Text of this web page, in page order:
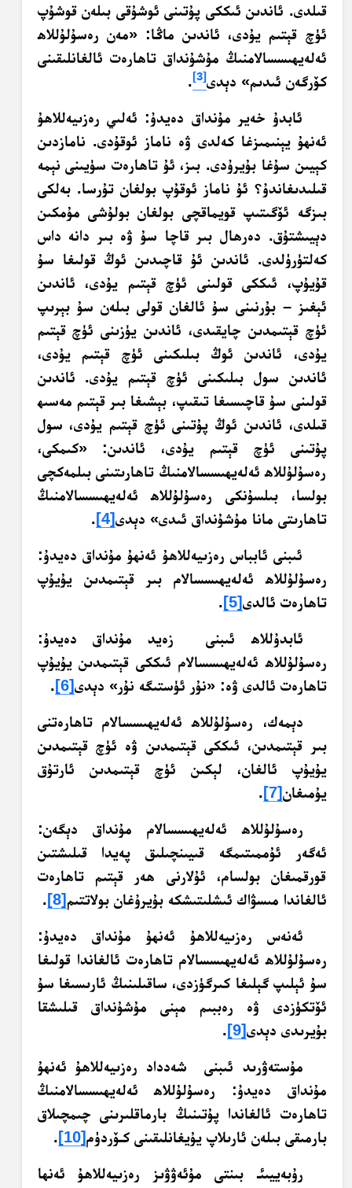
قىلدى. ئاندىن ئىككى پۇتىنى ئوشۇقى بىلەن قوشۇپ
ئۈچ قېتىم يۇدى، ئاندىن ماڭا: «مەن رەسۇلۇللاھ
ئەلەيھىسسالامنىڭ مۇشۇنداق تاھارەت ئالغانلىقىنى
كۆرگەن ئىدىم» دېدى[3]
.
ئابدۇ خەير مۇنداق دەيدۇ: ئەلىي رەزىيەللاھۇ
ئەنھۇ يېنىمىزغا كەلدى ۋە ناماز ئوقۇدى. نامازدىن
كېيىن سۇغا بۇيرۇدى. بىز، ئۇ تاھارەت سۈيىنى نېمە
قىلىدىغاندۇ؟ ئۇ ناماز ئوقۇپ بولغان تۇرسا. بەلكى
بىزگە ئۆگىتىپ قويماقچى بولغان بولۇشى مۇمكىن
دېيىشتۇق. دەرھال بىر قاچا سۇ ۋە بىر دانە داس
كەلتۈرۈلدى. ئاندىن ئۇ قاچىدىن ئوڭ قولىغا سۇ
قۇيۇپ، ئىككى قولىنى ئۈچ قېتىم يۇدى، ئاندىن
ئېغىز – بۇرنىنى سۇ ئالغان قولى بىلەن سۇ بېرىپ
ئۈچ قېتىمدىن چايقىدى، ئاندىن يۈزىنى ئۈچ قېتىم
يۇدى، ئاندىن ئوڭ بىلىكىنى ئۈچ قېتىم يۇدى،
ئاندىن سول بىلىكىنى ئۈچ قېتىم يۇدى. ئاندىن
قولىنى سۇ قاچىسىغا تىقىپ، بېشىغا بىر قېتىم مەسىھ
قىلدى، ئاندىن ئوڭ پۇتىنى ئۈچ قېتىم يۇدى، سول
پۇتىنى ئۈچ قېتىم يۇدى، ئاندىن: «كىمكى،
رەسۇلۇللاھ ئەلەيھىسسالامنىڭ تاھارىتىنى بىلمەكچى
بولسا، بىلسۇنكى رەسۇلۇللاھ ئەلەيھىسسالامنىڭ
تاھارىتى مانا مۇشۇنداق ئىدى» دېدى[4]
.
ئىبنى ئابباس رەزىيەللاھۇ ئەنھۇ مۇنداق دەيدۇ:
رەسۇلۇللاھ ئەلەيھىسسالام بىر قېتىمدىن يۇيۇپ
تاھارەت ئالدى[5]
.
ئابدۇللاھ ئىبنى زەيد مۇنداق دەيدۇ:
رەسۇلۇللاھ ئەلەيھىسسالام ئىككى قېتىمدىن يۇيۇپ
تاھارەت ئالدى ۋە: «نۇر ئۈستىگە نۇر» دېدى[6]
.
دېمەك، رەسۇلۇللاھ ئەلەيھىسسالام تاھارەتنى
بىر قېتىمدىن، ئىككى قېتىمدىن ۋە ئۈچ قېتىمدىن
يۇيۇپ ئالغان، لېكىن ئۈچ قېتىمدىن ئارتۇق
يۇمىغان[7]
.
رەسۇلۇللاھ ئەلەيھىسسالام مۇنداق دېگەن:
ئەگەر ئۇممىتىمگە قىيىنچىلىق پەيدا قىلىشتىن
قورقمىغان بولسام، ئۇلارنى ھەر قېتىم تاھارەت
ئالغاندا مىسۋاك ئىشلىتىشكە بۇيرۇغان بولاتتىم[8]
.
ئەنەس رەزىيەللاھۇ ئەنھۇ مۇنداق دەيدۇ:
رەسۇلۇللاھ ئەلەيھىسسالام تاھارەت ئالغاندا قولىغا
سۇ ئېلىپ گېلىغا كىرگۈزدى، ساقىلىنىڭ ئارىسىغا سۇ
ئۆتكۈزدى ۋە رەببىم مېنى مۇشۇنداق قىلىشقا
بۇيرىدى دېدى[9]
.
مۇستەۋرىد ئىبنى شەدداد رەزىيەللاھۇ ئەنھۇ
مۇنداق دەيدۇ: رەسۇلۇللاھ ئەلەيھىسسالامنىڭ
تاھارەت ئالغاندا پۇتىنىڭ بارماقلىرىنى چىمچىلاق
بارمىقى بىلەن ئارىلاپ يۇيغانلىقىنى كـۆردۈم[10]
.
رۇبەييىئـ بىنتى مۇئەۋۋىز رەزىيەللاھۇ ئەنھا